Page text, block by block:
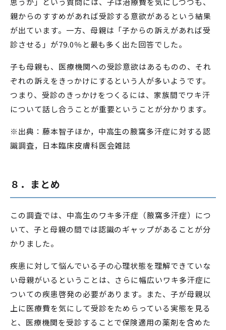
親からのすすめがあれば受診する意欲があるという結果
が出ています。一方、母親は「子からの訴えがあれば受
診させる」が79.0％と最も多く出た回答でした。
子も母親も、医療機関への受診意欲はあるものの、それ
ぞれの訴えをきっかけにするという人が多いようです。
つまり、受診のきっかけをつくるには、家族間でワキ汗
について話し合うことが重要ということが分かります。
※出典：藤本智子ほか，中高生の腋窩多汗症に対する認
識調査，日本臨床皮膚科医会雑誌
８．まとめ
この調査では、中高生のワキ多汗症（腋窩多汗症）につ
いて、子と母親の間では認識のギャップがあることが分
かりました。
疾患に対して悩んでいる子の心理状態を理解できていな
い母親がいるということは、さらに幅広いワキ多汗症に
ついての疾患啓発の必要があります。また、子が母親以
上に医療費を気にして受診をためらっている実態を見る
と、医療機関を受診することで保険適用の薬剤を含めた